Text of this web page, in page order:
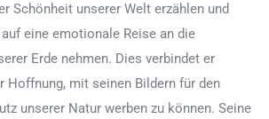
Schönheit unserer Welt erzählen und
eine emotionale Reise an die
Erde nehmen. Dies verbindet er
Hoffnung, mit seinen Bildern für den
unserer Natur werben zu können. Seine